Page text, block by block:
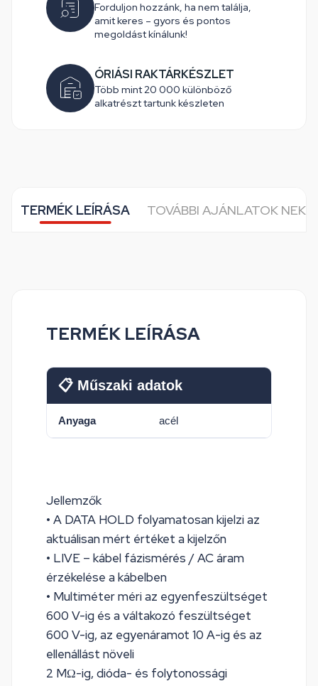
Forduljon hozzánk, ha nem találja,
amit keres – gyors és pontos
megoldást kínálunk!
ÓRIÁSI RAKTÁRKÉSZLET
Több mint 20 000 különböző
alkatrészt tartunk készleten
TERMÉK LEÍRÁSA TOVÁBBI AJÁNLATOK
TERMÉK LEÍRÁSA
📋 Műszaki adatok
Anyaga acél
Jellemzők
• A DATA HOLD folyamatosan kijelzi az
aktuálisan mért értéket a kijelzőn
• LIVE – kábel fázismérés / AC áram
érzékelése a kábelben
• Multiméter méri az egyenfeszültséget
600 V-ig és a váltakozó feszültséget
600 V-ig, az egyenáramot 10 A-ig és az
ellenállást növeli
2 MΩ-ig, dióda- és folytonossági